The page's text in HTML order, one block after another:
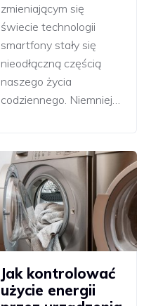
zmieniającym się
świecie technologii
smartfony stały się
nieodłączną częścią
naszego życia
codziennego. Niemniej…
Jak kontrolować
użycie energii